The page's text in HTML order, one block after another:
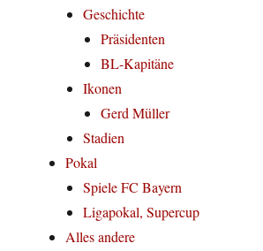
Geschichte
Präsidenten
BL-Kapitäne
Ikonen
Gerd Müller
Stadien
Pokal
Spiele FC Bayern
Ligapokal, Supercup
Alles andere